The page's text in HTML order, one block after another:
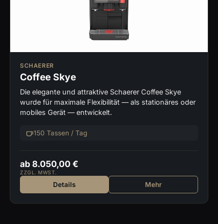
SCHAERER
Coffee Skye
Die elegante und attraktive Schaerer Coffee Skye
wurde für maximale Flexibilität — als stationäres oder
mobiles Gerät — entwickelt.
150 Tassen / Tag
ab 8.050,00 €
ZZGL. MWST.
Details Mehr